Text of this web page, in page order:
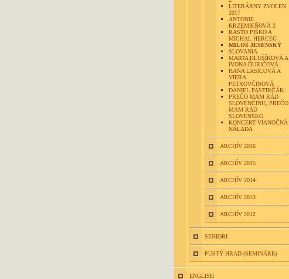
LITERÁRNY ZVOLEN
2017
ANTONIE
KRZEMIEŇOVÁ 2
RASŤO PIŠKO A
MICHAL HERCEG
MILOŠ JESENSKÝ
SLOVANIA
MARTA HLUŠÍKOVÁ A
IVONA ĎURIČOVÁ
HANA LASICOVÁ A
VIERA
PETROVČINOVÁ
DANIEL PASTIRČÁK
PREČO MÁM RÁD
SLOVENČINU, PREČO
MÁM RÁD
SLOVENSKO
KONCERT VIANOČNÁ
NÁLADA
ARCHÍV 2016
ARCHÍV 2015
ARCHÍV 2014
ARCHÍV 2013
ARCHÍV 2012
SENIORI
PUSTÝ HRAD (SEMINÁRE)
ENGLISH